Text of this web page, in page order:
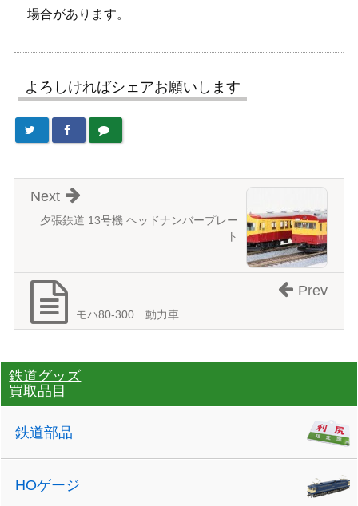
場合があります。
よろしければシェアお願いします
夕張鉄道 13号機 ヘッドナンバープレー
ト
Next
モハ80-300 動力車
Prev
鉄道グッズ
買取品目
鉄道部品
HOゲージ